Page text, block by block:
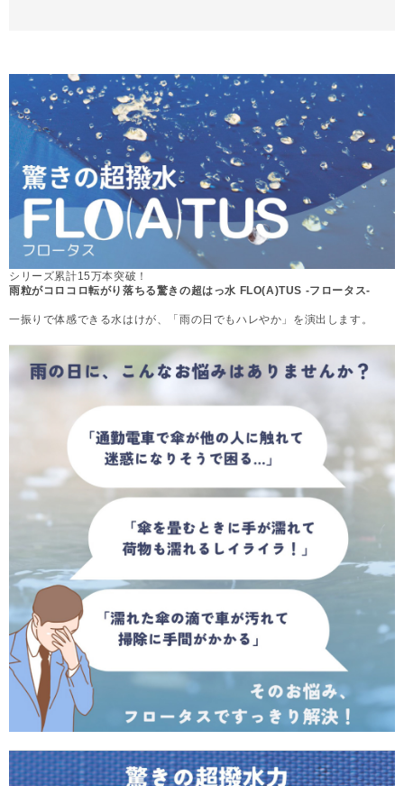
シリーズ累計15万本突破！
雨粒がコロコロ転がり落ちる驚きの超はっ水 FLO(A)TUS -フロータス-
一振りで体感できる水はけが、「雨の日でもハレやか」を演出します。